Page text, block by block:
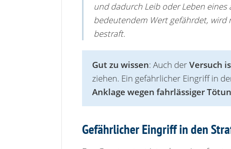
und dadurch Leib oder Leben
bedeutendem Wert gefährdet, wird
bestraft.
Gut zu wissen: Auch derVersuch
ziehen. Ein gefährlicher Eingriff in
Anklage wegen fahrlässiger
Gefährlicher Eingriff in den